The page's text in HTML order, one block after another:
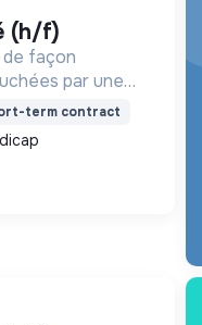
(h/f)
de façon
par une
physique
term contract